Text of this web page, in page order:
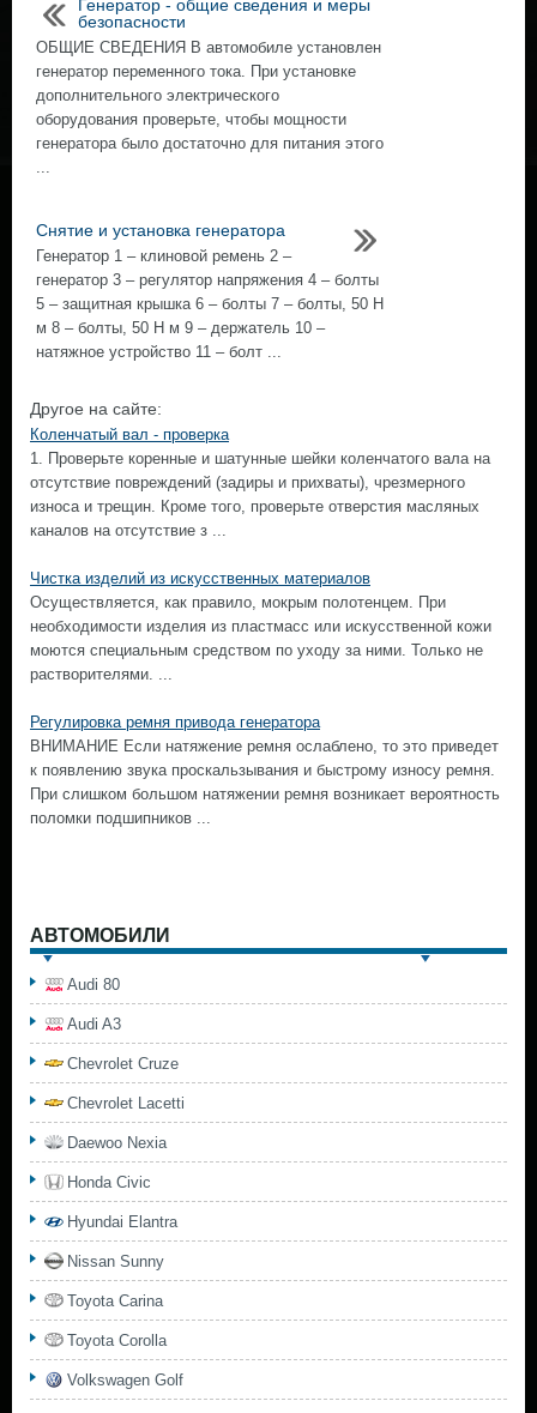
Генератор - общие сведения и меры
безопасности
ОБЩИЕ СВЕДЕНИЯ В автомобиле установлен
генератор переменного тока. При установке
дополнительного электрического
оборудования проверьте, чтобы мощности
генератора было достаточно для питания этого
...
Снятие и установка генератора
Генератор 1 – клиновой ремень 2 –
генератор 3 – регулятор напряжения 4 – болты
5 – защитная крышка 6 – болты 7 – болты, 50 Н
м 8 – болты, 50 Н м 9 – держатель 10 –
натяжное устройство 11 – болт ...
Другое на сайте:
Коленчатый вал - проверка
1. Проверьте коренные и шатунные шейки коленчатого вала на
отсутствие повреждений (задиры и прихваты), чрезмерного
износа и трещин. Кроме того, проверьте отверстия масляных
каналов на отсутствие з ...
Чистка изделий из искусственных материалов
Осуществляется, как правило, мокрым полотенцем. При
необходимости изделия из пластмасс или искусственной кожи
моются специальным средством по уходу за ними. Только не
растворителями. ...
Регулировка ремня привода генератора
ВНИМАНИЕ Если натяжение ремня ослаблено, то это приведет
к появлению звука проскальзывания и быстрому износу ремня.
При слишком большом натяжении ремня возникает вероятность
поломки подшипников ...
АВТОМОБИЛИ
Audi 80
Audi A3
Chevrolet Cruze
Chevrolet Lacetti
Daewoo Nexia
Honda Civic
Hyundai Elantra
Nissan Sunny
Toyota Carina
Toyota Corolla
Volkswagen Golf